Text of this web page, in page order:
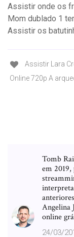
Assistir onde os
Mom dublado 1
Assistir os
Assistir Lara
Online 720p A
Tomb
em
Angelina
online
24/03/